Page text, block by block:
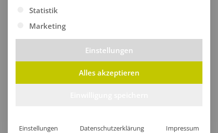
Das eigene Logo richtig gestalten
Statistik
Marketing
Einstellungen
Alles akzeptieren
Einstellungen Datenschutzerklärung Impressum